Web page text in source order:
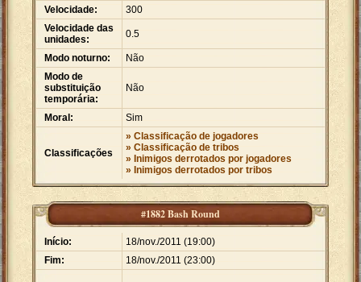
Velocidade:
300
Velocidade das
unidades:
0.5
Modo noturno:
Não
Modo de
substituição
temporária:
Não
Moral: Sim
Classificações
» Classificação de jogadores
» Classificação de tribos
» Inimigos derrotados por jogadores
» Inimigos derrotados por tribos
#1882 Bash Round
Início:
18/nov./2011 (19:00)
Fim:
18/nov./2011 (23:00)